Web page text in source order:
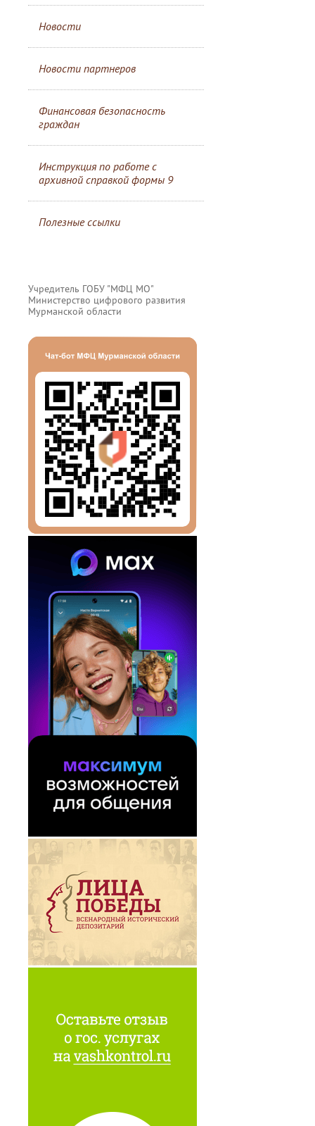
Новости
Новости партнеров
Финансовая безопасность
граждан
Инструкция по работе с
архивной справкой формы 9
Полезные ссылки
Учредитель ГОБУ "МФЦ МО"
Министерство цифрового развития
Мурманской области